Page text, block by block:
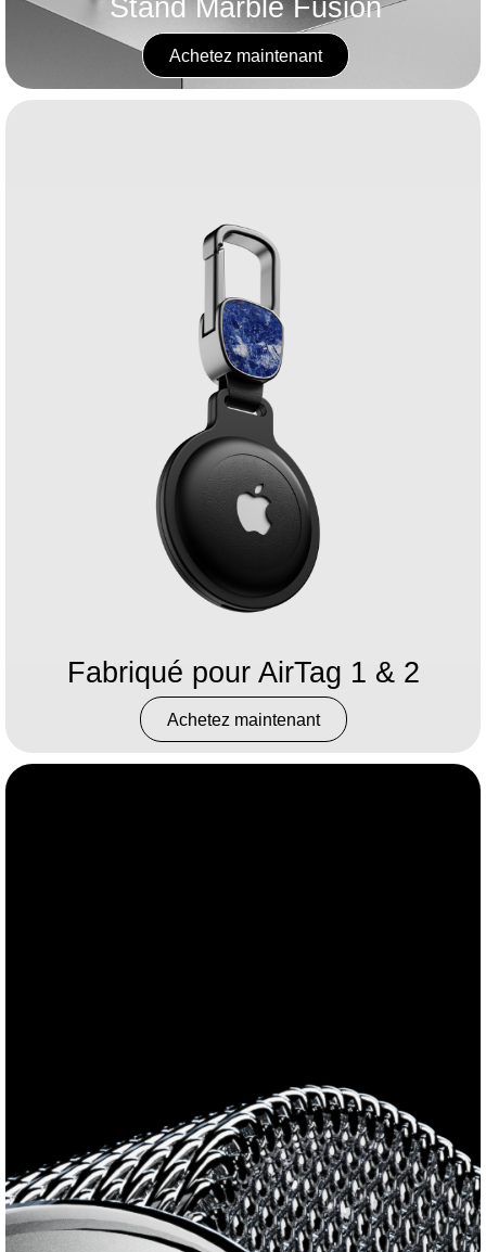
Stand Marble Fusion
Achetez maintenant
Fabriqué pour AirTag 1 & 2
Achetez maintenant